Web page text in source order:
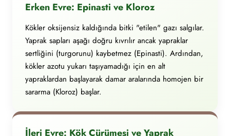
Erken Evre: Epinasti ve Kloroz
Kökler oksijensiz kaldığında bitki "etilen" gazı salgılar.
Yaprak sapları aşağı doğru kıvrılır ancak yapraklar
sertliğini (turgorunu) kaybetmez (Epinasti). Ardından,
kökler azotu yukarı taşıyamadığı için en alt
yapraklardan başlayarak damar aralarında homojen bir
sararma (Kloroz) başlar.
İleri Evre: Kök Çürümesi ve Yaprak